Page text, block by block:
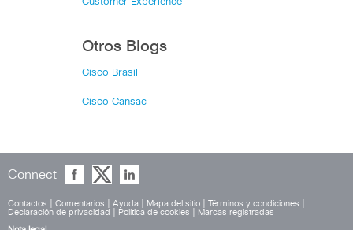
Customer Experience
Otros Blogs
Cisco Brasil
Cisco Cansac
Connect
Contactos Comentarios Ayuda Mapa del sitio Términos y condiciones
Declaración de privacidad
Política de cookies
Marcas registradas